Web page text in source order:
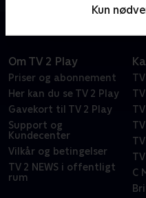
Kun
Om TV 2 Play
Priser og abonnement
Her kan du se TV 2 Play
Gavekort til TV 2 Play
Support og
Kundecenter
Vilkår og betingelser
TV 2 NEWS i offentligt
rum
C